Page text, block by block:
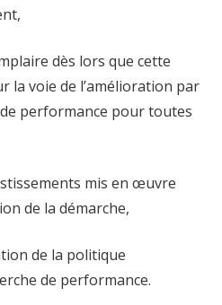
dès lors que cette
la voie de l’amélioration par
performance pour toutes
mis en œuvre
de la démarche,
de la politique
de performance.